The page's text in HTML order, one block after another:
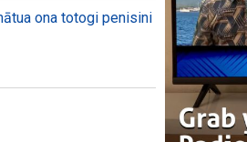
ona totogi penisini